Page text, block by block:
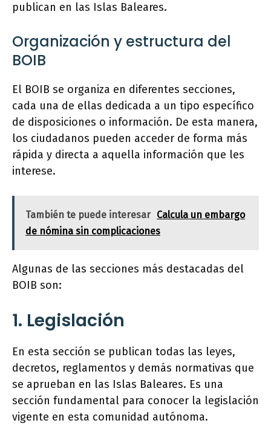
publican en las Islas Baleares.
Organización y estructura del
BOIB
El BOIB se organiza en diferentes secciones,
cada una de ellas dedicada a un tipo específico
de disposiciones o información. De esta manera,
los ciudadanos pueden acceder de forma más
rápida y directa a aquella información que les
interese.
También te puede interesar Calcula un embargo
de nómina sin complicaciones
Algunas de las secciones más destacadas del
BOIB son:
1. Legislación
En esta sección se publican todas las leyes,
decretos, reglamentos y demás normativas que
se aprueban en las Islas Baleares. Es una
sección fundamental para conocer la legislación
vigente en esta comunidad autónoma.